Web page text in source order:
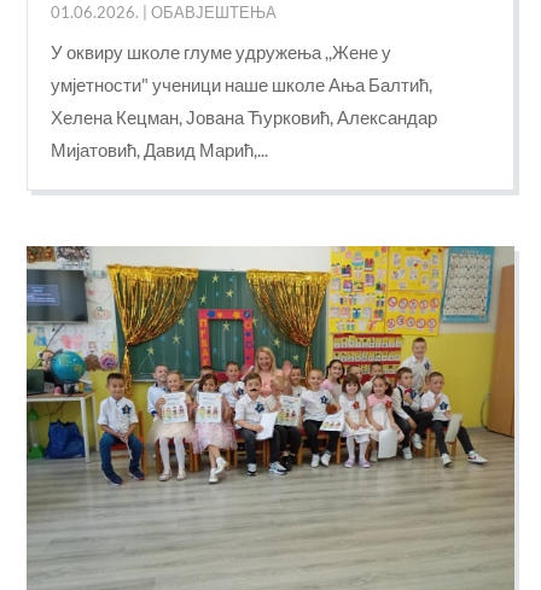
01.06.2026. |ОБАВЈЕШТЕЊА
У оквиру школе глуме удружења ,,Жене у
умјетности" ученици наше школе Ања Балтић,
Хелена Кецман, Јована Ћурковић, Александар
Мијатовић, Давид Марић,...